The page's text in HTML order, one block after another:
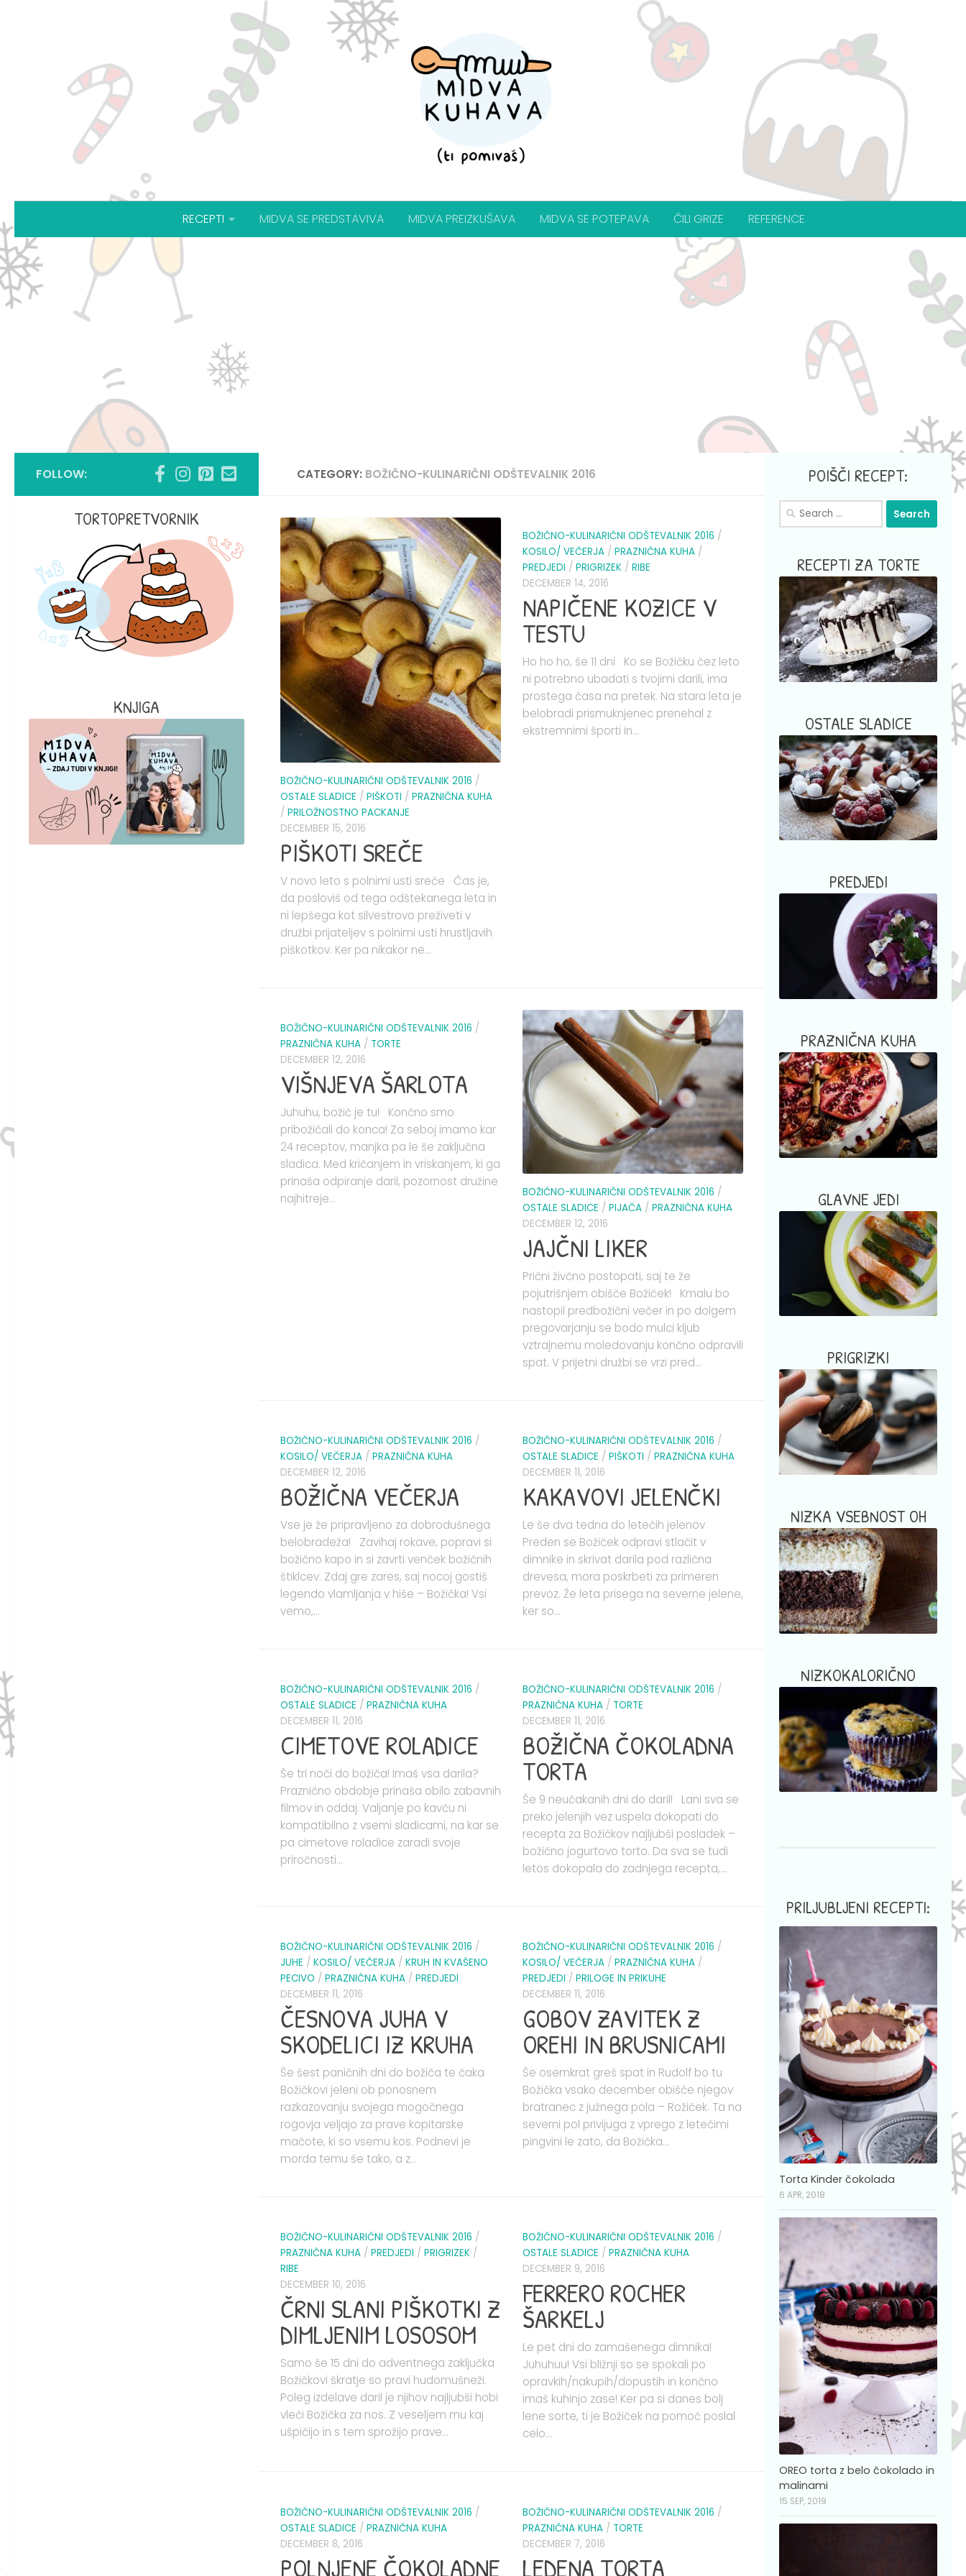
RECEPTI MIDVA SE PREDSTAVIVA MIDVA PREIZKUŠAVA MIDVA SE POTEPAVA ČILI GRIZE REFERENCE
CATEGORY: BOŽIČNO-KULINARIČNI ODŠTEVALNIK 2016
BOŽIČNO-KULINARIČNI ODŠTEVALNIK 2016 /
OSTALE SLADICE / PIŠKOTI / PRAZNIČNA KUHA
/ PRILOŽNOSTNO PACKANJE
DECEMBER 15, 2016
PIŠKOTI SREČE
V novo leto s polnimi usti sreče Čas je,
da posloviš od tega odštekanega leta in
ni lepšega kot silvestrovo preživeti v
družbi prijateljev s polnimi usti hrustljavih
piškotkov. Ker pa nikakor ne...
BOŽIČNO-KULINARIČNI ODŠTEVALNIK 2016 /
KOSILO/ VEČERJA / PRAZNIČNA KUHA /
PREDJEDI / PRIGRIZEK / RIBE
DECEMBER 14, 2016
NAPIČENE KOZICE V
TESTU
Ho ho ho, še 11 dni Ko se Božičku čez leto
ni potrebno ubadati s tvojimi darili, ima
prostega časa na pretek. Na stara leta je
belobradi prismuknjenec prenehal z
ekstremnimi športi in...
BOŽIČNO-KULINARIČNI ODŠTEVALNIK 2016 /
PRAZNIČNA KUHA / TORTE
DECEMBER 12, 2016
VIŠNJEVA ŠARLOTA
Juhuhu, božič je tu! Končno smo
pribožičali do konca! Za seboj imamo kar
24 receptov, manjka pa le še zaključna
sladica. Med kričanjem in vriskanjem, ki ga
prinaša odpiranje daril, pozornost družine
najhitreje...
BOŽIČNO-KULINARIČNI ODŠTEVALNIK 2016 /
OSTALE SLADICE / PIJAČA / PRAZNIČNA KUHA
DECEMBER 12, 2016
JAJČNI LIKER
Prični živčno postopati, saj te že
pojutrišnjem obišče Božiček! Kmalu bo
nastopil predbožični večer in po dolgem
pregovarjanju se bodo mulci kljub
vztrajnemu moledovanju končno odpravili
spat. V prijetni družbi se vrzi pred...
BOŽIČNO-KULINARIČNI ODŠTEVALNIK 2016 /
KOSILO/ VEČERJA / PRAZNIČNA KUHA
DECEMBER 12, 2016
BOŽIČNA VEČERJA
Vse je že pripravljeno za dobrodušnega
belobradeža! Zavihaj rokave, popravi si
božično kapo in si zavrti venček božičnih
štiklcev. Zdaj gre zares, saj nocoj gostiš
legendo vlamljanja v hiše – Božička! Vsi
vemo,...
BOŽIČNO-KULINARIČNI ODŠTEVALNIK 2016 /
OSTALE SLADICE / PIŠKOTI / PRAZNIČNA KUHA
DECEMBER 11, 2016
KAKAVOVI JELENČKI
Le še dva tedna do letečih jelenov
Preden se Božiček odpravi stlačit v
dimnike in skrivat darila pod različna
drevesa, mora poskrbeti za primeren
prevoz. Že leta prisega na severne jelene,
ker so...
BOŽIČNO-KULINARIČNI ODŠTEVALNIK 2016 /
OSTALE SLADICE / PRAZNIČNA KUHA
DECEMBER 11, 2016
CIMETOVE ROLADICE
Še tri noči do božiča! Imaš vsa darila?
Praznično obdobje prinaša obilo zabavnih
filmov in oddaj. Valjanje po kavču ni
kompatibilno z vsemi sladicami, na kar se
pa cimetove roladice zaradi svoje
priročnosti...
BOŽIČNO-KULINARIČNI ODŠTEVALNIK 2016 /
PRAZNIČNA KUHA / TORTE
DECEMBER 11, 2016
BOŽIČNA ČOKOLADNA
TORTA
Še 9 neučakanih dni do daril! Lani sva se
preko jelenjih vez uspela dokopati do
recepta za Božičkov najljubši posladek –
božično jogurtovo torto. Da sva se tudi
letos dokopala do zadnjega recepta,...
BOŽIČNO-KULINARIČNI ODŠTEVALNIK 2016 /
JUHE / KOSILO/ VEČERJA / KRUH IN KVAŠENO
PECIVO / PRAZNIČNA KUHA / PREDJEDI
DECEMBER 11, 2016
ČESNOVA JUHA V
SKODELICI IZ KRUHA
Še šest paničnih dni do božiča te čaka
Božičkovi jeleni ob ponosnem
razkazovanju svojega mogočnega
rogovja veljajo za prave kopitarske
mačote, ki so vsemu kos. Podnevi je
morda temu še tako, a z...
BOŽIČNO-KULINARIČNI ODŠTEVALNIK 2016 /
KOSILO/ VEČERJA / PRAZNIČNA KUHA /
PREDJEDI / PRILOGE IN PRIKUHE
DECEMBER 11, 2016
GOBOV ZAVITEK Z
OREHI IN BRUSNICAMI
Še osemkrat greš spat in Rudolf bo tu
Božička vsako december obišče njegov
bratranec z južnega pola – Rožiček. Ta na
severni pol privijuga z vprego z letečimi
pingvini le zato, da Božička...
BOŽIČNO-KULINARIČNI ODŠTEVALNIK 2016 /
PRAZNIČNA KUHA / PREDJEDI / PRIGRIZEK /
RIBE
DECEMBER 10, 2016
ČRNI SLANI PIŠKOTKI Z
DIMLJENIM LOSOSOM
Samo še 15 dni do adventnega zaključka
Božičkovi škratje so pravi hudomušneži.
Poleg izdelave daril je njihov najljubši hobi
vleči Božička za nos. Z veseljem mu kaj
ušpičijo in s tem sprožijo prave...
BOŽIČNO-KULINARIČNI ODŠTEVALNIK 2016 /
OSTALE SLADICE / PRAZNIČNA KUHA
DECEMBER 9, 2016
FERRERO ROCHER
ŠARKELJ
Le pet dni do zamašenega dimnika!
Juhuhuu! Vsi bližnji so se spokali po
opravkih/nakupih/dopustih in končno
imaš kuhinjo zase! Ker pa si danes bolj
lene sorte, ti je Božiček na pomoč poslal
celo...
BOŽIČNO-KULINARIČNI ODŠTEVALNIK 2016 /
OSTALE SLADICE / PRAZNIČNA KUHA
DECEMBER 8, 2016
POLNJENE ČOKOLADNE
BOŽIČNO-KULINARIČNI ODŠTEVALNIK 2016 /
PRAZNIČNA KUHA / TORTE
DECEMBER 7, 2016
LEDENA TORTA
FOLLOW:
TORTOPRETVORNIK
KNJIGA
POIŠČI RECEPT:
Search
for:
RECEPTI ZA TORTE
OSTALE SLADICE
PREDJEDI
PRAZNIČNA KUHA
GLAVNE JEDI
PRIGRIZKI
NIZKA VSEBNOST OH
NIZKOKALORIČNO
PRILJUBLJENI RECEPTI:
Torta Kinder čokolada
6 APR, 2018
OREO torta z belo čokolado in
malinami
15 SEP, 2019